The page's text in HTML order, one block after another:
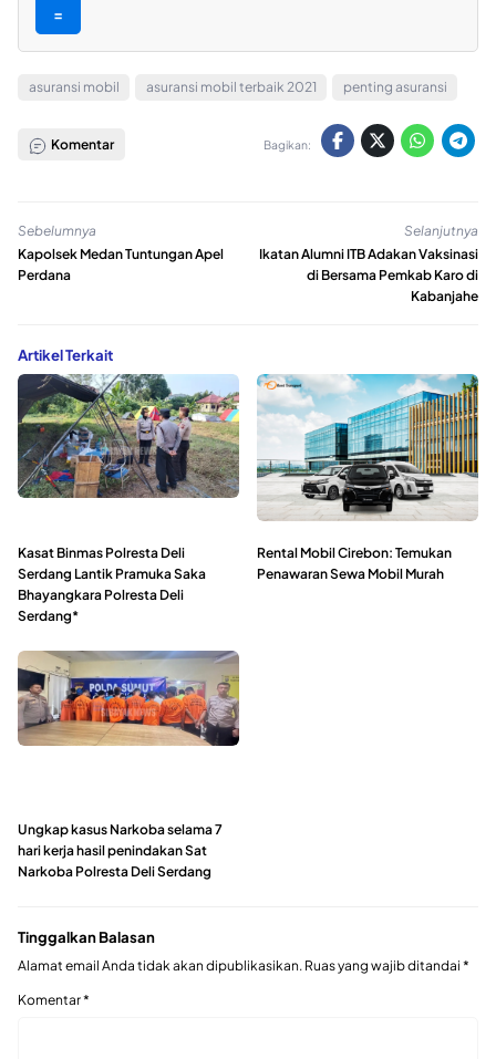
=
asuransi mobil asuransi mobil terbaik 2021 penting asuransi
Komentar Bagikan:
Sebelumnya
Kapolsek Medan Tuntungan Apel
Perdana
Selanjutnya
Ikatan Alumni ITB Adakan Vaksinasi
di Bersama Pemkab Karo di
Kabanjahe
Artikel Terkait
Kasat Binmas Polresta Deli
Serdang Lantik Pramuka Saka
Bhayangkara Polresta Deli
Serdang*
Rental Mobil Cirebon: Temukan
Penawaran Sewa Mobil Murah
Ungkap kasus Narkoba selama 7
hari kerja hasil penindakan Sat
Narkoba Polresta Deli Serdang
Tinggalkan Balasan
Alamat email Anda tidak akan dipublikasikan. Ruas yang wajib ditandai *
Komentar*